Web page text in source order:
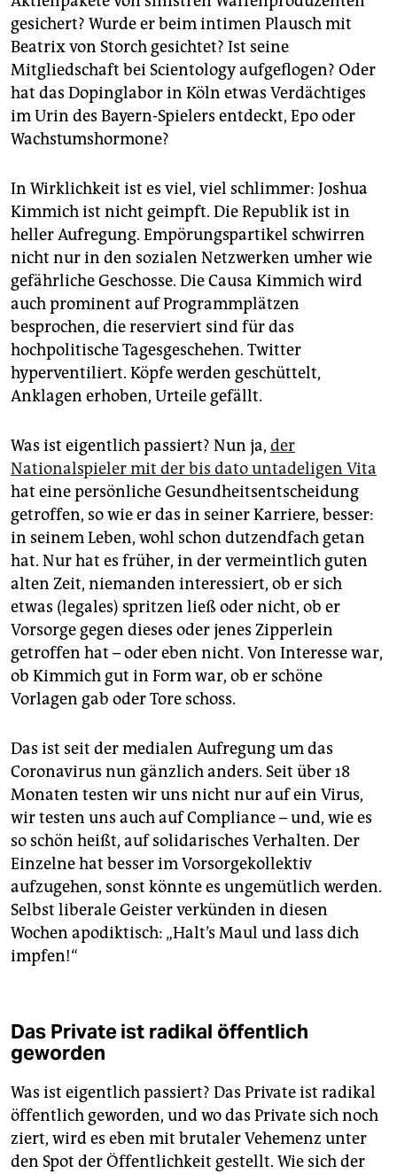
epaper login
gesichert? Wurde er beim intimen Plausch mit
Beatrix von Storch gesichtet? Ist seine
Mitgliedschaft bei Scientology aufgeflogen? Oder
hat das Dopinglabor in Köln etwas Verdächtiges
im Urin des Bayern-Spielers entdeckt, Epo oder
Wachstumshormone?
In Wirklichkeit ist es viel, viel schlimmer: Joshua
Kimmich ist nicht geimpft. Die Republik ist in
heller Aufregung. Empörungspartikel schwirren
nicht nur in den sozialen Netzwerken umher wie
gefährliche Geschosse. Die Causa Kimmich wird
auch prominent auf Programmplätzen
besprochen, die reserviert sind für das
hochpolitische Tagesgeschehen. Twitter
hyperventiliert. Köpfe werden geschüttelt,
Anklagen erhoben, Urteile gefällt.
Was ist eigentlich passiert? Nun ja, der
Nationalspieler mit der bis dato untadeligen Vita
hat eine persönliche Gesundheitsentscheidung
getroffen, so wie er das in seiner Karriere, besser:
in seinem Leben, wohl schon dutzendfach getan
hat. Nur hat es früher, in der vermeintlich guten
alten Zeit, niemanden interessiert, ob er sich
etwas (legales) spritzen ließ oder nicht, ob er
Vorsorge gegen dieses oder jenes Zipperlein
getroffen hat – oder eben nicht. Von Interesse war,
ob Kimmich gut in Form war, ob er schöne
Vorlagen gab oder Tore schoss.
Das ist seit der medialen Aufregung um das
Coronavirus nun gänzlich anders. Seit über 18
Monaten testen wir uns nicht nur auf ein Virus,
wir testen uns auch auf Compliance – und, wie es
so schön heißt, auf solidarisches Verhalten. Der
Einzelne hat besser im Vorsorgekollektiv
aufzugehen, sonst könnte es ungemütlich werden.
Selbst liberale Geister verkünden in diesen
Wochen apodiktisch: „Halt’s Maul und lass dich
impfen!“
Das Private ist radikal öffentlich
geworden
Was ist eigentlich passiert? Das Private ist radikal
öffentlich geworden, und wo das Private sich noch
ziert, wird es eben mit brutaler Vehemenz unter
den Spot der Öffentlichkeit gestellt. Wie sich der